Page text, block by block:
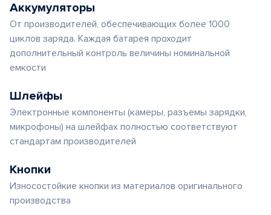
Аккумуляторы
От производителей, обеспечивающих более 1000
циклов заряда. Каждая батарея проходит
дополнительный контроль величины номинальной
емкости
Шлейфы
Электронные компоненты (камеры, разъемы зарядки,
микрофоны) на шлейфах полностью соответствуют
стандартам производителей
Кнопки
Износостойкие кнопки из материалов оригинального
производства